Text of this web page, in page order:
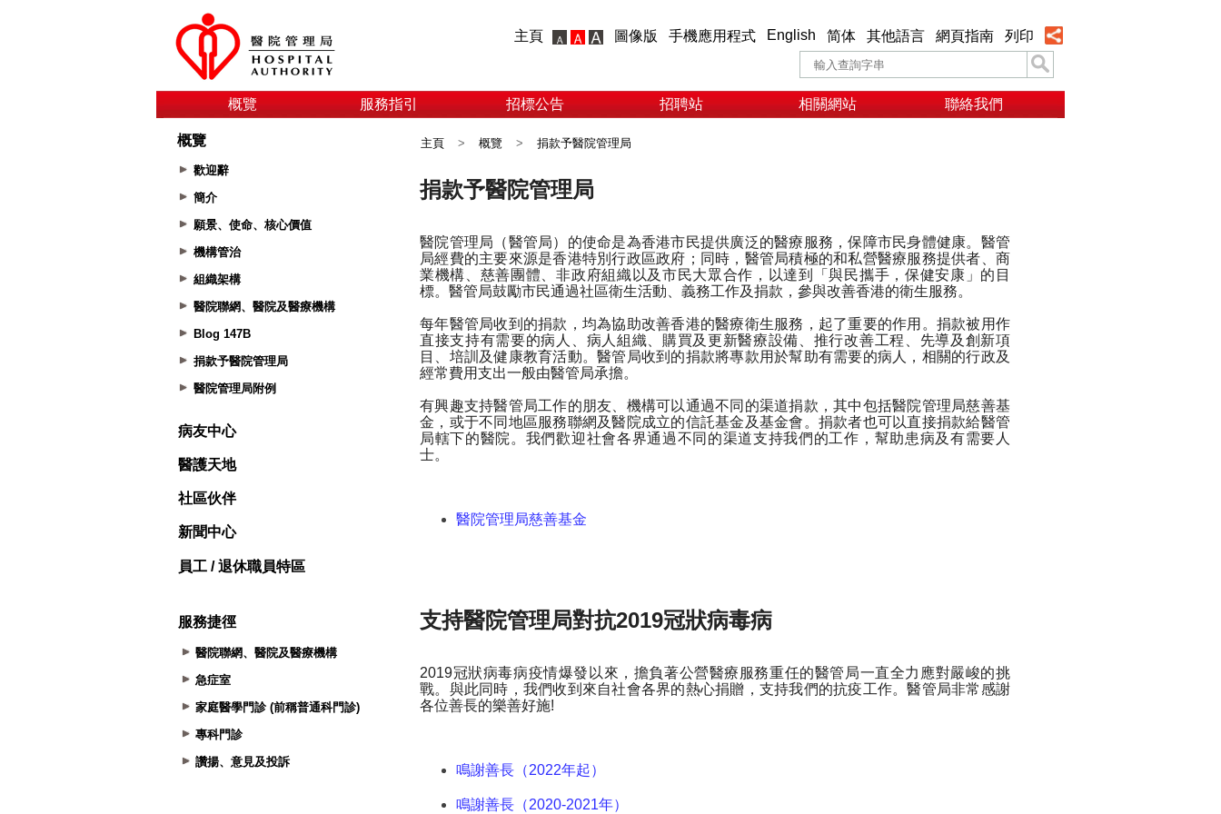
主頁 圖像版 手機應用程式 English 简体 其他語言 網頁指南 列印
概覽 服務指引 招標公告 招聘站 相關網站 聯絡我們
概覽
歡迎辭
簡介
願景、使命、核心價值
機構管治
組織架構
醫院聯網、醫院及醫療機構
Blog 147B
捐款予醫院管理局
醫院管理局附例
病友中心
醫護天地
社區伙伴
新聞中心
員工 / 退休職員特區
服務捷徑
醫院聯網、醫院及醫療機構
急症室
家庭醫學門診 (前稱普通科門診)
專科門診
讚揚、意見及投訴
主頁 > 概覽 > 捐款予醫院管理局